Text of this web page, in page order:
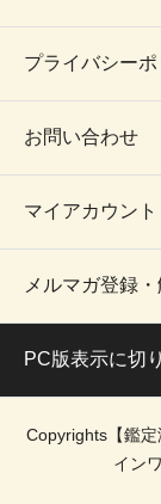
プライバシー
お問い合わせ
マイアカウント
メルマガ登録
PC版表示に切
Copyrights【鑑
イン